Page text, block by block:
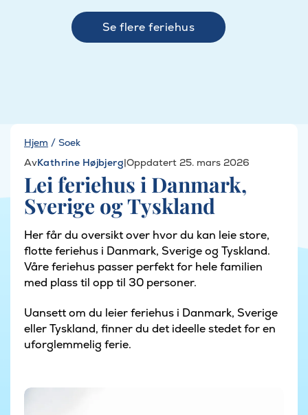
Se flere feriehus
Hjem / Soek
AvKathrine Højbjerg|Oppdatert 25. mars 2026
Lei feriehus i Danmark,
Sverige og Tyskland
Her får du oversikt over hvor du kan leie store,
flotte feriehus i Danmark, Sverige og Tyskland.
Våre feriehus passer perfekt for hele familien
med plass til opp til 30 personer.
Uansett om du leier feriehus i Danmark, Sverige
eller Tyskland, finner du det ideelle stedet for en
uforglemmelig ferie.